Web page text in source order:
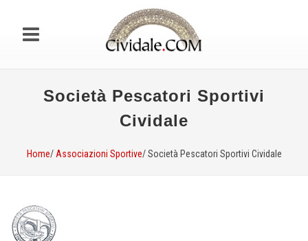
Società Pescatori Sportivi
Cividale
Home/ Associazioni Sportive/ Società Pescatori Sportivi Cividale